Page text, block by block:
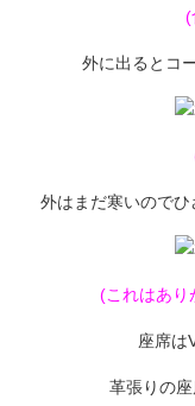
(
外に出るとコ
外はまだ寒いので
(これはあり
座席は
革張りの